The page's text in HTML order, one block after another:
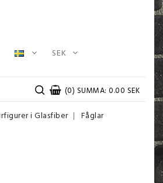
SEK
(0) SUMMA: 0.00 SEK
i Glasfiber Fåglar